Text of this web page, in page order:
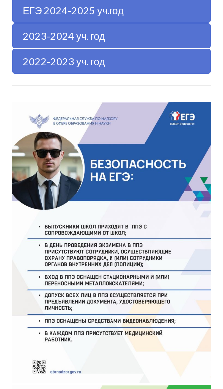
ЕГЭ 2024-2025 уч.год
2023-2024 уч. год
2022-2023 уч. год